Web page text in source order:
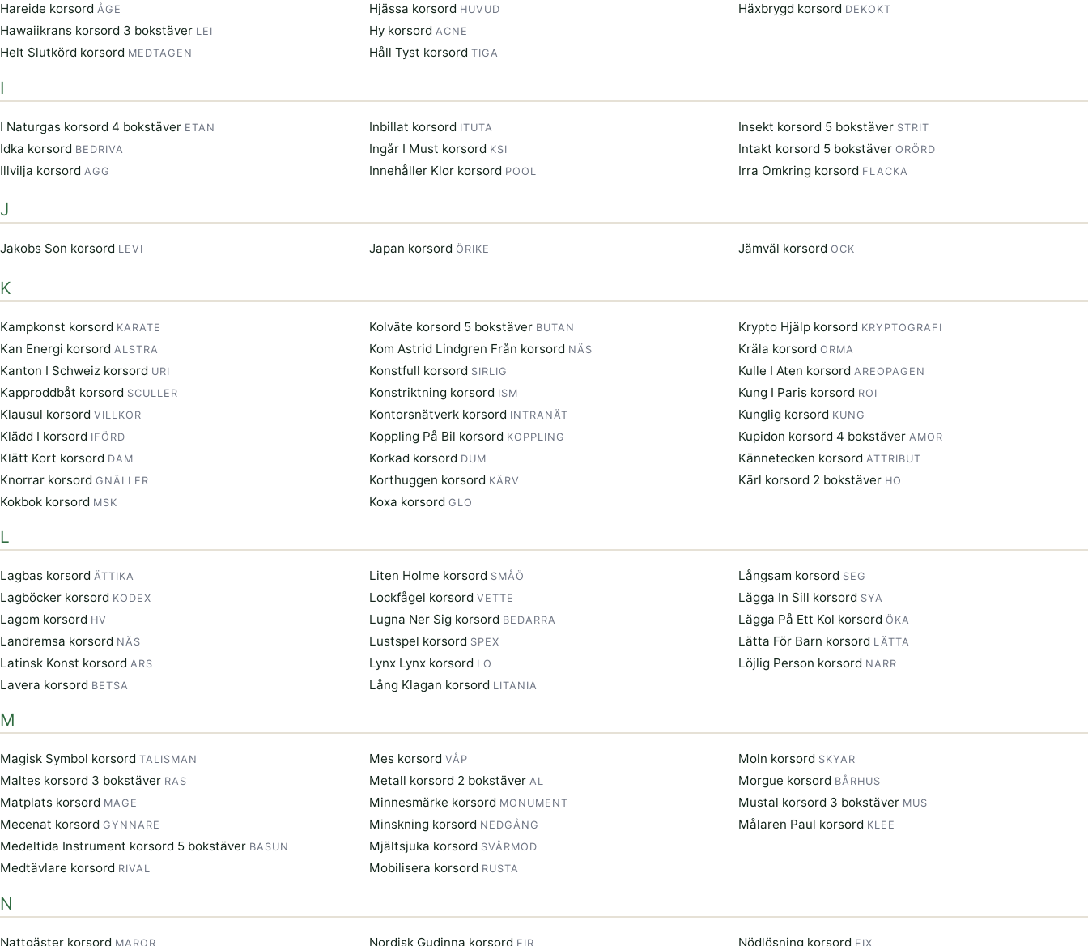
Hareide korsord ÅGE
Hawaiikrans korsord 3 bokstäver LEI
Helt Slutkörd korsord MEDTAGEN
Hjässa korsord HUVUD
Hy korsord ACNE
Håll Tyst korsord TIGA
Häxbrygd korsord DEKOKT
I
I Naturgas korsord 4 bokstäver ETAN
Idka korsord BEDRIVA
Illvilja korsord AGG
Inbillat korsord ITUTA
Ingår I Must korsord KSI
Innehåller Klor korsord POOL
Insekt korsord 5 bokstäver STRIT
Intakt korsord 5 bokstäver ORÖRD
Irra Omkring korsord FLACKA
J
Jakobs Son korsord LEVI Japan korsord ÖRIKE Jämväl korsord OCK
K
Kampkonst korsord KARATE
Kan Energi korsord ALSTRA
Kanton I Schweiz korsord URI
Kapproddbåt korsord SCULLER
Klausul korsord VILLKOR
Klädd I korsord IFÖRD
Klätt Kort korsord DAM
Knorrar korsord GNÄLLER
Kokbok korsord MSK
Kolväte korsord 5 bokstäver BUTAN
Kom Astrid Lindgren Från korsord NÄS
Konstfull korsord SIRLIG
Konstriktning korsord ISM
Kontorsnätverk korsord INTRANÄT
Koppling På Bil korsord KOPPLING
Korkad korsord DUM
Korthuggen korsord KÄRV
Koxa korsord GLO
Krypto Hjälp korsord KRYPTOGRAFI
Kräla korsord ORMA
Kulle I Aten korsord AREOPAGEN
Kung I Paris korsord ROI
Kunglig korsord KUNG
Kupidon korsord 4 bokstäver AMOR
Kännetecken korsord ATTRIBUT
Kärl korsord 2 bokstäver HO
L
Lagbas korsord ÄTTIKA
Lagböcker korsord KODEX
Lagom korsord HV
Landremsa korsord NÄS
Latinsk Konst korsord ARS
Lavera korsord BETSA
Liten Holme korsord SMÅÖ
Lockfågel korsord VETTE
Lugna Ner Sig korsord BEDARRA
Lustspel korsord SPEX
Lynx Lynx korsord LO
Lång Klagan korsord LITANIA
Långsam korsord SEG
Lägga In Sill korsord SYA
Lägga På Ett Kol korsord ÖKA
Lätta För Barn korsord LÄTTA
Löjlig Person korsord NARR
M
Magisk Symbol korsord TALISMAN
Maltes korsord 3 bokstäver RAS
Matplats korsord MAGE
Mecenat korsord GYNNARE
Medeltida Instrument korsord 5 bokstäver BASUN
Medtävlare korsord RIVAL
Mes korsord VÅP
Metall korsord 2 bokstäver AL
Minnesmärke korsord MONUMENT
Minskning korsord NEDGÅNG
Mjältsjuka korsord SVÅRMOD
Mobilisera korsord RUSTA
Moln korsord SKYAR
Morgue korsord BÅRHUS
Mustal korsord 3 bokstäver MUS
Målaren Paul korsord KLEE
N
Nattgäster korsord MAROR Nordisk Gudinna korsord EIR Nödlösning korsord FIX